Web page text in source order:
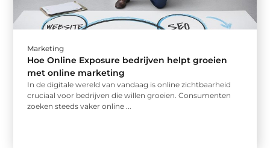
Marketing
Hoe Online Exposure bedrijven helpt groeien
met online marketing
In de digitale wereld van vandaag is online zichtbaarheid
cruciaal voor bedrijven die willen groeien. Consumenten
zoeken steeds vaker online ...